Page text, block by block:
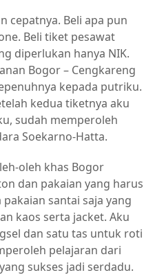
cepatnya. Beli apa pun
Beli tiket pesawat
diperlukan hanya NIK.
Bogor – Cengkareng
kepada putriku.
kedua tiketnya aku
sudah memperoleh
Soekarno-Hatta.
oleh khas Bogor
dan pakaian yang harus
santai saja yang
kaos serta jacket. Aku
dan satu tas untuk roti
pelajaran dari
sukses jadi serdadu.